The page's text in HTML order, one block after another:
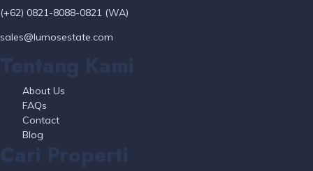
(+62) 0821-8088-0821 (WA)
sales@lumosestate.com
About Us
FAQs
Contact
Blog